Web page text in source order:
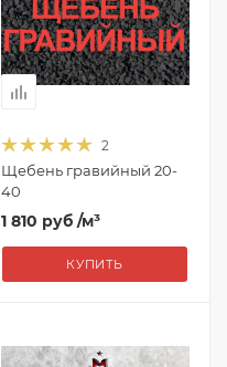
2
Щебень гравийный 20-
40
1 810 руб /м³
КУПИТЬ